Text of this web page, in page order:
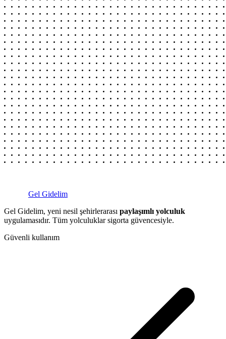
Gel Gidelim
Gel Gidelim, yeni nesil şehirlerarası paylaşımlı yolculuk
uygulamasıdır. Tüm yolculuklar sigorta güvencesiyle.
Güvenli kullanım